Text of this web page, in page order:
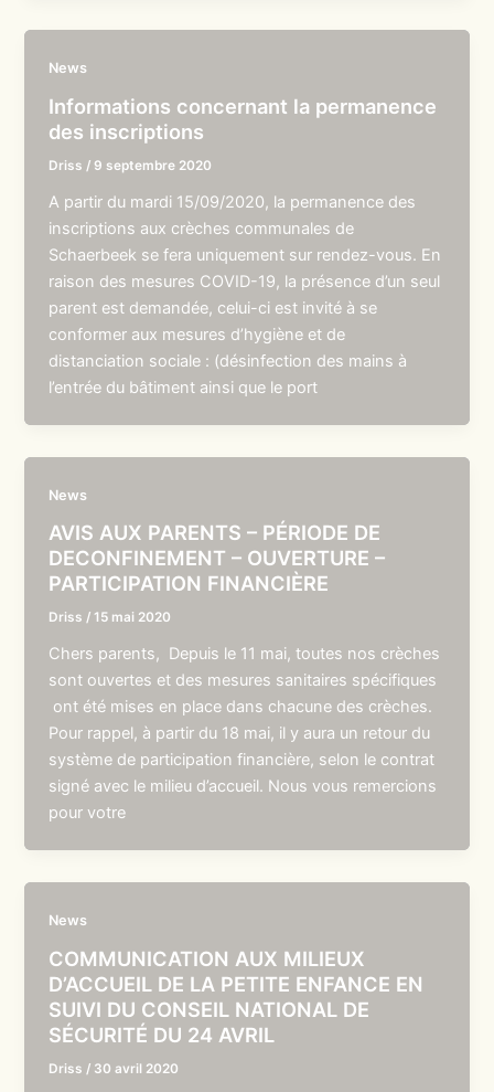
News
Informations concernant la permanence
des inscriptions
Driss / 9 septembre 2020
A partir du mardi 15/09/2020, la permanence des
inscriptions aux crèches communales de
Schaerbeek se fera uniquement sur rendez-vous. En
raison des mesures COVID-19, la présence d’un seul
parent est demandée, celui-ci est invité à se
conformer aux mesures d’hygiène et de
distanciation sociale : (désinfection des mains à
l’entrée du bâtiment ainsi que le port
News
AVIS AUX PARENTS – PÉRIODE DE
DECONFINEMENT – OUVERTURE –
PARTICIPATION FINANCIÈRE
Driss /15 mai 2020
Chers parents, Depuis le 11 mai, toutes nos crèches
sont ouvertes et des mesures sanitaires spécifiques
ont été mises en place dans chacune des crèches.
Pour rappel, à partir du 18 mai, il y aura un retour du
système de participation financière, selon le contrat
signé avec le milieu d’accueil. Nous vous remercions
pour votre
News
COMMUNICATION AUX MILIEUX
D’ACCUEIL DE LA PETITE ENFANCE EN
SUIVI DU CONSEIL NATIONAL DE
SÉCURITÉ DU 24 AVRIL
Driss / 30 avril 2020